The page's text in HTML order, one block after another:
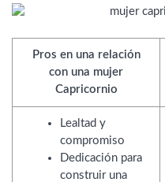
Pros en una relación
con una mujer
Capricornio
Lealtad y
compromiso
Dedicación para
construir una